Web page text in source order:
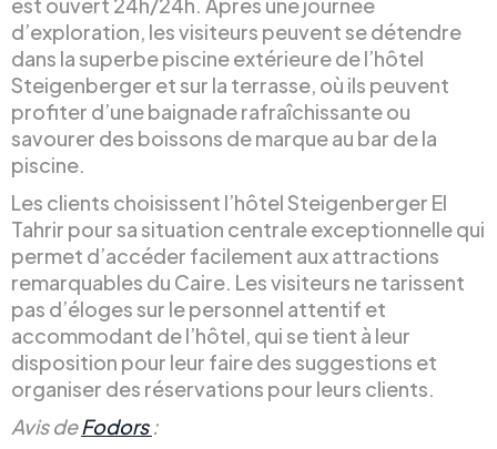
d’exploration, les visiteurs peuvent se détendre
dans la superbe piscine extérieure de l’hôtel
Steigenberger et sur la terrasse, où ils peuvent
profiter d’une baignade rafraîchissante ou
savourer des boissons de marque au bar de la
piscine.
Les clients choisissent l’hôtel Steigenberger El
Tahrir pour sa situation centrale exceptionnelle qui
permet d’accéder facilement aux attractions
remarquables du Caire. Les visiteurs ne tarissent
pas d’éloges sur le personnel attentif et
accommodant de l’hôtel, qui se tient à leur
disposition pour leur faire des suggestions et
organiser des réservations pour leurs clients.
Avis deFodors: